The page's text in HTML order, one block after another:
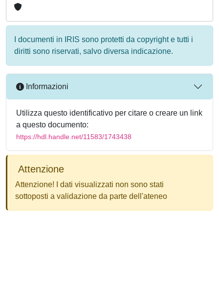
I documenti in IRIS sono protetti da copyright e tutti i
diritti sono riservati, salvo diversa indicazione.
Informazioni
Utilizza questo identificativo per citare o creare un link
a questo documento:
https://hdl.handle.net/11583/1743438
Attenzione
Attenzione! I dati visualizzati non sono stati
sottoposti a validazione da parte dell'ateneo